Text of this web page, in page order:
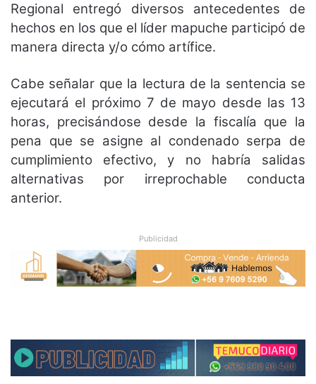
Regional entregó diversos antecedentes de
hechos en los que el líder mapuche participó de
manera directa y/o cómo artífice.
Cabe señalar que la lectura de la sentencia se
ejecutará el próximo 7 de mayo desde las 13
horas, precisándose desde la fiscalía que la
pena que se asigne al condenado serpa de
cumplimiento efectivo, y no habría salidas
alternativas por irreprochable conducta
anterior.
Publicidad